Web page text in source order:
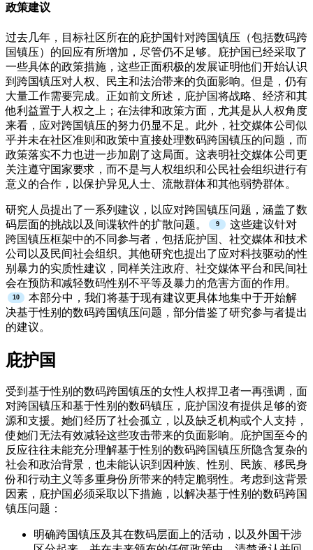
政策建议
过去几年，目标社区所在的庇护国针对跨国镇压（包括数码跨
国镇压）的回应有所增加，尽管仍不足够。庇护国已经采取了
一些具体的政策措施，这些正面积极的发展证明他们开始认识
到跨国镇压对人权、民主和法治带来的负面影响。但是，仍有
大量工作需要完成。正如前文所述，庇护国将战略、经济和其
他利益置于人权之上；在法律和政策方面，尤其是从人权角度
来看，应对跨国镇压的努力仍显不足。此外，社交媒体公司似
乎并未在社区准则和政策中直接处理数码跨国镇压的问题，而
政策落实不力也进一步加剧了这局面。这表明社交媒体公司更
关注遵守国家要求，而不是与人权组织和公民社会组织进行有
意义的合作，以保护异见人士、流散群体和其他弱势群体。
研究人员提出了一系列建议，以应对跨国镇压问题，涵盖了数
码层面的挑战以及间谍软件的扩散问题。
这些建议针对
跨国镇压框架中的不同参与者，包括庇护国、社交媒体和技术
公司以及民间社会组织。其他研究也提出了应对科技驱动的性
别暴力的实质性建议，同样关注政府、社交媒体平台和民间社
会在预防和减轻数码性别不平等及暴力的危害方面的作用。
本部分中，我们将基于现有建议更具体地集中于开始解
决基于性别的数码跨国镇压问题，部分借鉴了研究参与者提出
的建议。
庇护国
受到基于性别的数码跨国镇压的女性人权捍卫者一再强调，面
对跨国镇压和基于性别的数码镇压，庇护国沒有提供足够的资
源和支援。她们经历了社会孤立，以及缺乏机构或个人支持，
使她们无法有效减轻这些攻击带来的负面影响。庇护国至今的
反应往往未能充分理解基于性别的数码跨国镇压所隐含复杂的
社会和政治背景，也未能认识到因种族、性别、民族、移民身
份和行动主义等多重身份所带来的特定脆弱性。考虑到这背景
因素，庇护国必须采取以下措施，以解决基于性别的数码跨国
镇压问题：
明确跨国镇压及其在数码层面上的活动，以及外国干涉